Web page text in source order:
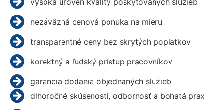
nezáväzná cenová ponuka na mieru
transparentné ceny bez skrytých poplatkov
korektný a ľudský prístup pracovníkov
garancia dodania objednaných služieb
dlhoročné skúsenosti, odbornosť a bohatá prax